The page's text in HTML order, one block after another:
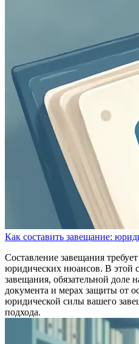
Как составить завещание:
Составление завещания
юридических нюансов. В этой
завещания, обязательной доле
документа и мерах защиты от
юридической силы вашего
подхода.